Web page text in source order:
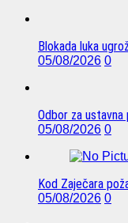
Blokada luka
05/08/2026 0
Odbor za
05/08/2026 0
Kod Zaječara
05/08/2026 0